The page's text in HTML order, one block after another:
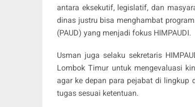
antara eksekutif, legislatif, dan
dinas justru bisa menghambat
(PAUD) yang menjadi fokus HIMPAUDI.
Usman juga selaku sekretaris
Lombok Timur untuk mengevaluasi
agar ke depan para pejabat di
tugas sesuai ketentuan.